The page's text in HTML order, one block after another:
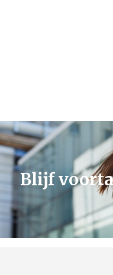
Blijf